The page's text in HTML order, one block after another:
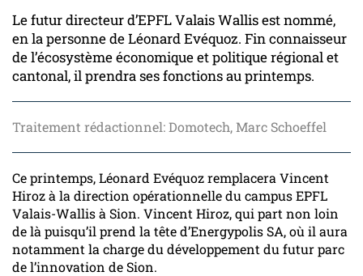
Le futur directeur d’EPFL Valais Wallis est nommé,
en la personne de Léonard Evéquoz. Fin connaisseur
de l’écosystème économique et politique régional et
cantonal, il prendra ses fonctions au printemps.
Traitement rédactionnel: Domotech, Marc Schoeffel
Ce printemps, Léonard Evéquoz remplacera Vincent
Hiroz à la direction opérationnelle du campus EPFL
Valais-Wallis à Sion. Vincent Hiroz, qui part non loin
de là puisqu’il prend la tête d’Energypolis SA, où il aura
notamment la charge du développement du futur parc
de l’innovation de Sion.